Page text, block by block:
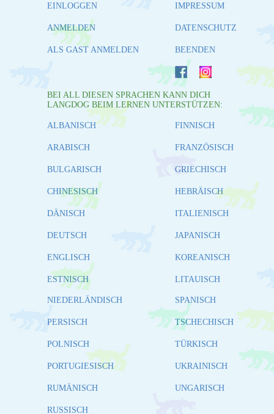
EINLOGGEN
ANMELDEN
ALS GAST ANMELDEN
IMPRESSUM
DATENSCHUTZ
BEENDEN
BEI ALL DIESEN SPRACHEN KANN DICH
LANGDOG BEIM LERNEN UNTERSTÜTZEN:
ALBANISCH
ARABISCH
BULGARISCH
CHINESISCH
DÄNISCH
DEUTSCH
ENGLISCH
ESTNISCH
FINNISCH
FRANZÖSISCH
GRIECHISCH
HEBRÄISCH
ITALIENISCH
JAPANISCH
KOREANISCH
LITAUISCH
NIEDERLÄNDISCH
PERSISCH
POLNISCH
PORTUGIESISCH
RUMÄNISCH
RUSSISCH
SPANISCH
TSCHECHISCH
TÜRKISCH
UKRAINISCH
UNGARISCH